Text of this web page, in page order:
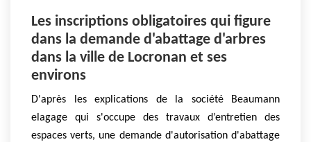
Les inscriptions obligatoires qui figure
dans la demande d'abattage d'arbres
dans la ville de Locronan et ses
environs
D'après les explications de la société Beaumann
elagage qui s'occupe des travaux d’entretien des
espaces verts, une demande d'autorisation d'abattage